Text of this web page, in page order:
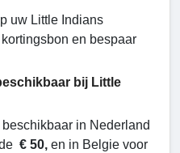
uw Little Indians
en bespaar
bij Little
in Nederland
€ 50, en in Belgie voor